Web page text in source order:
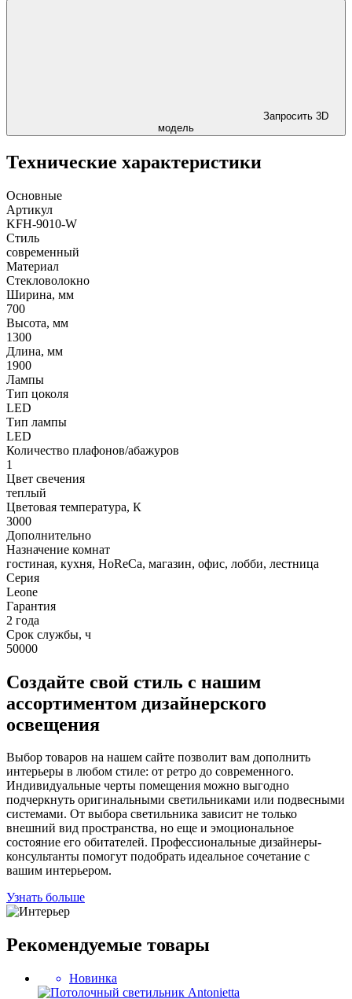
Запросить 3D
модель
Технические характеристики
Основные
Артикул
KFH-9010-W
Стиль
современный
Материал
Стекловолокно
Ширина, мм
700
Высота, мм
1300
Длина, мм
1900
Лампы
Тип цоколя
LED
Тип лампы
LED
Количество плафонов/абажуров
1
Цвет свечения
теплый
Цветовая температура, К
3000
Дополнительно
Назначение комнат
гостиная, кухня, HoReCa, магазин, офис, лобби, лестница
Серия
Leone
Гарантия
2 года
Срок службы, ч
50000
Создайте свой стиль с нашим
ассортиментом дизайнерского
освещения
Выбор товаров на нашем сайте позволит вам дополнить
интерьеры в любом стиле: от ретро до современного.
Индивидуальные черты помещения можно выгодно
подчеркнуть оригинальными светильниками или подвесными
системами. От выбора светильника зависит не только
внешний вид пространства, но еще и эмоциональное
состояние его обитателей. Профессиональные дизайнеры-
консультанты помогут подобрать идеальное сочетание с
вашим интерьером.
Узнать больше
Рекомендуемые товары
Новинка